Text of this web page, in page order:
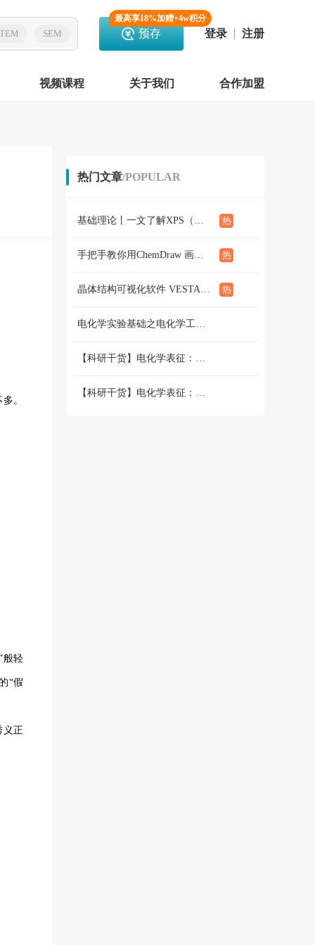
SEM
最高享18%加赠+4w积分
预存 登录 注册
视频课程 关于我们 合作加盟
。
般轻
“假
正
热门文章/POPULAR
基础理论丨一文了解XPS（概念、定性定量分析、分析方法、谱线结构）
手把手教你用ChemDraw 画化学结构式：基础篇
晶体结构可视化软件 VESTA使用教程（下篇）
电化学实验基础之电化学工作站篇 （二）三电极和两电极体系的搭建 和测试
【科研干货】电化学表征：循环伏安法详解（上）
【科研干货】电化学表征：循环伏安法详解（下）